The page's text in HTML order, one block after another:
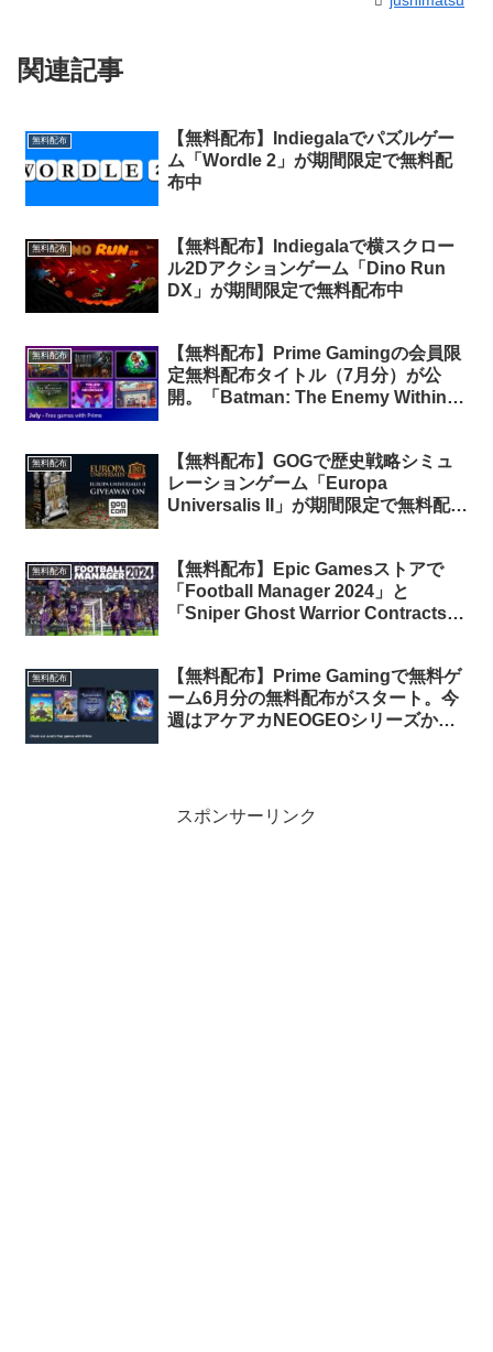
関連記事
無料配布
【無料配布】Indiegalaでパズルゲー
ム「Wordle 2」が期間限定で無料配
布中
無料配布
【無料配布】Indiegalaで横スクロー
ル2Dアクションゲーム「Dino Run
DX」が期間限定で無料配布中
無料配布
【無料配布】Prime Gamingの会員限
定無料配布タイトル（7月分）が公
開。「Batman: The Enemy Within」
無料配布
【無料配布】GOGで歴史戦略シミュ
レーションゲーム「Europa
Universalis II」が期間限定で無料配布
無料配布
【無料配布】Epic Gamesストアで
「Football Manager 2024」と
「Sniper Ghost Warrior Contracts」
無料配布
【無料配布】Prime Gamingで無料ゲ
ーム6月分の無料配布がスタート。今
週はアケアカNEOGEOシリーズから
スポンサーリンク